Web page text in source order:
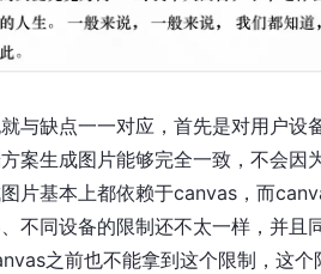
与缺点一一对应，首先是对用户
案生成图片能够完全一致，不会
片基本上都依赖于canvas，而
不同设备的限制还不太一样，并
之前也不能拿到这个限制，这